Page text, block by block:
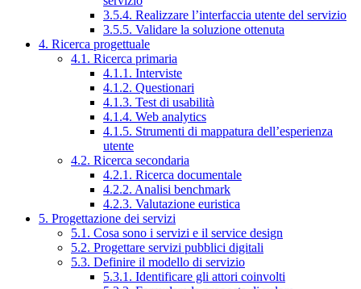
3.5.4. Realizzare l’interfaccia utente del servizio
3.5.5. Validare la soluzione ottenuta
4. Ricerca progettuale
4.1. Ricerca primaria
4.1.1. Interviste
4.1.2. Questionari
4.1.3. Test di usabilità
4.1.4. Web analytics
4.1.5. Strumenti di mappatura dell’esperienza
utente
4.2. Ricerca secondaria
4.2.1. Ricerca documentale
4.2.2. Analisi benchmark
4.2.3. Valutazione euristica
5. Progettazione dei servizi
5.1. Cosa sono i servizi e il service design
5.2. Progettare servizi pubblici digitali
5.3. Definire il modello di servizio
5.3.1. Identificare gli attori coinvolti